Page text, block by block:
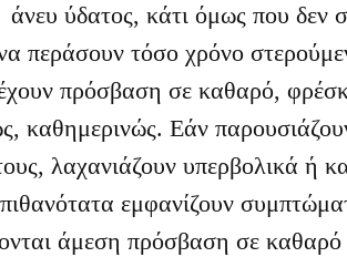
ύδατος, κάτι όμως που δεν
περάσουν τόσο χρόνο
πρόσβαση σε καθαρό,
καθημερινώς. Εάν
λαχανιάζουν υπερβολικά ή
εμφανίζουν
άμεση πρόσβαση σε καθαρό